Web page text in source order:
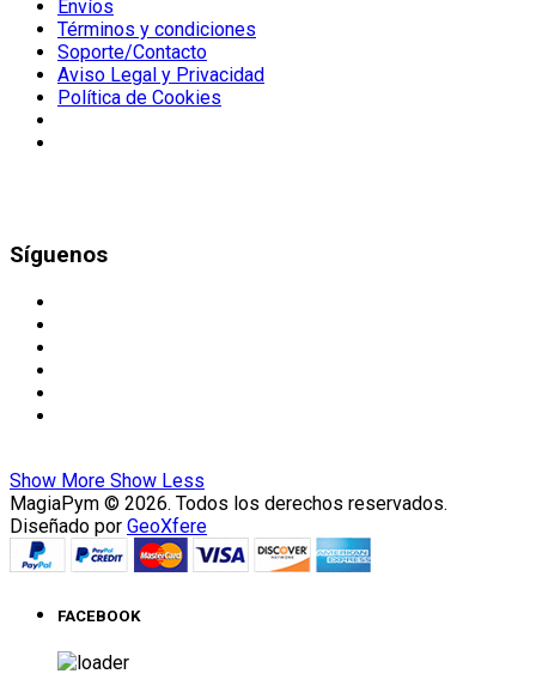
Envíos
Términos y condiciones
Soporte/Contacto
Aviso Legal y Privacidad
Política de Cookies
Síguenos
Show More Show Less
MagiaPym © 2026. Todos los derechos reservados.
Diseñado por GeoXfere
FACEBOOK